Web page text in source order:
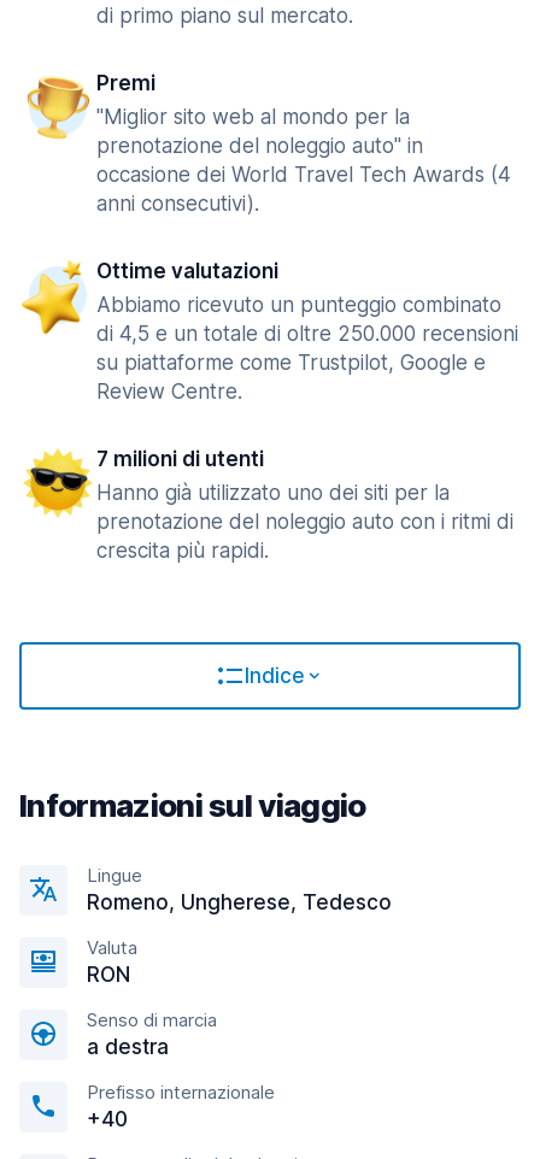
di primo piano sul mercato.
Premi
"Miglior sito web al mondo per la
prenotazione del noleggio auto" in
occasione dei World Travel Tech Awards (4
anni consecutivi).
Ottime valutazioni
Abbiamo ricevuto un punteggio combinato
di 4,5 e un totale di oltre 250.000 recensioni
su piattaforme come Trustpilot, Google e
Review Centre.
7 milioni di utenti
Hanno già utilizzato uno dei siti per la
prenotazione del noleggio auto con i ritmi di
crescita più rapidi.
Indice
Informazioni sul viaggio
Lingue
Romeno, Ungherese, Tedesco
Valuta
RON
Senso di marcia
a destra
Prefisso internazionale
+40